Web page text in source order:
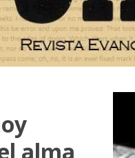
alma